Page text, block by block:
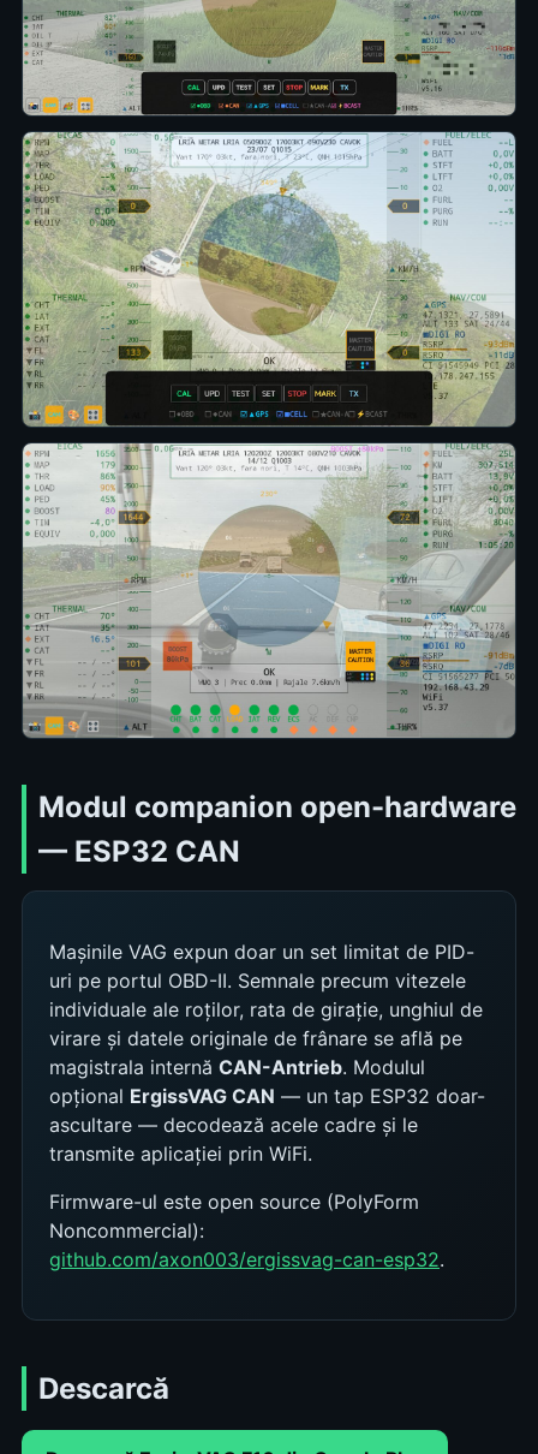
Modul companion open-hardware
— ESP32 CAN
Mașinile VAG expun doar un set limitat de PID-
uri pe portul OBD-II. Semnale precum vitezele
individuale ale roților, rata de girație, unghiul de
virare și datele originale de frânare se află pe
magistrala internă CAN-Antrieb. Modulul
opțional ErgissVAG CAN — un tap ESP32 doar-
ascultare — decodează acele cadre și le
transmite aplicației prin WiFi.
Firmware-ul este open source (PolyForm
Noncommercial):
github.com/axon003/ergissvag-can-esp32.
Descarcă